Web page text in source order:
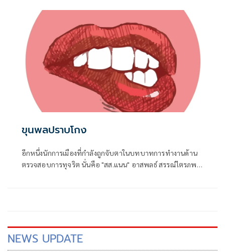
ขุนพลปราบโกง
อีกหนึ่งนักการเมืองที่กำลังถูกจับตาในบทบาทการทำงานด้าน
ตรวจสอบการทุจริต นั่นคือ "สส.แนน" อาสพลธ์ สรรณ์ไตรภพ
NEWS UPDATE